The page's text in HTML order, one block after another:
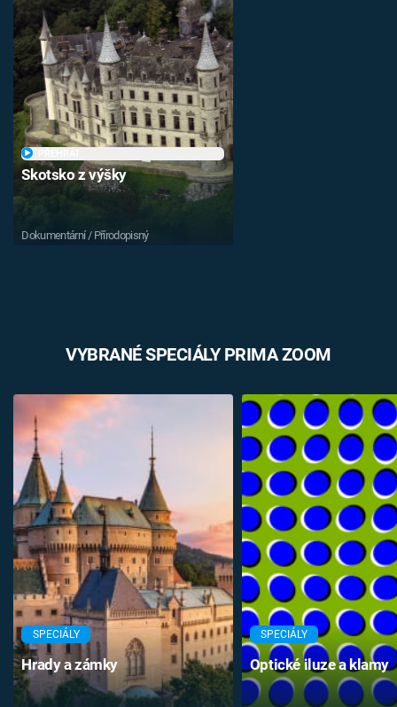
Skotsko z výšky
Dokumentární / Přírodopisný
VYBRANÉ SPECIÁLY PRIMA ZOOM
SPECIÁLY
Hrady a zámky
SPECIÁLY
Optické iluze a klamy